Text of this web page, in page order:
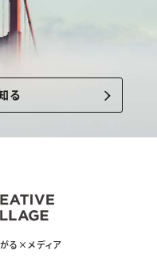
る
る×メディア